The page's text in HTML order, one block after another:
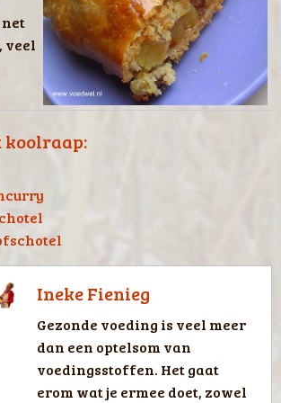
veel
koolraap:
Ineke Fienieg
Gezonde voeding is veel meer
dan een optelsom van
voedingsstoffen. Het gaat
erom wat je ermee doet, zowel